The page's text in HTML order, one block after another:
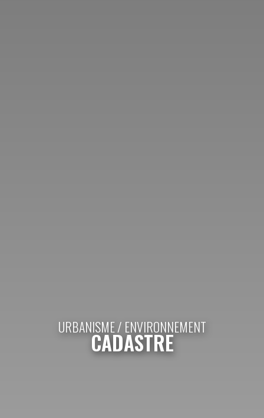
URBANISME / ENVIRONNEMENT
CADASTRE